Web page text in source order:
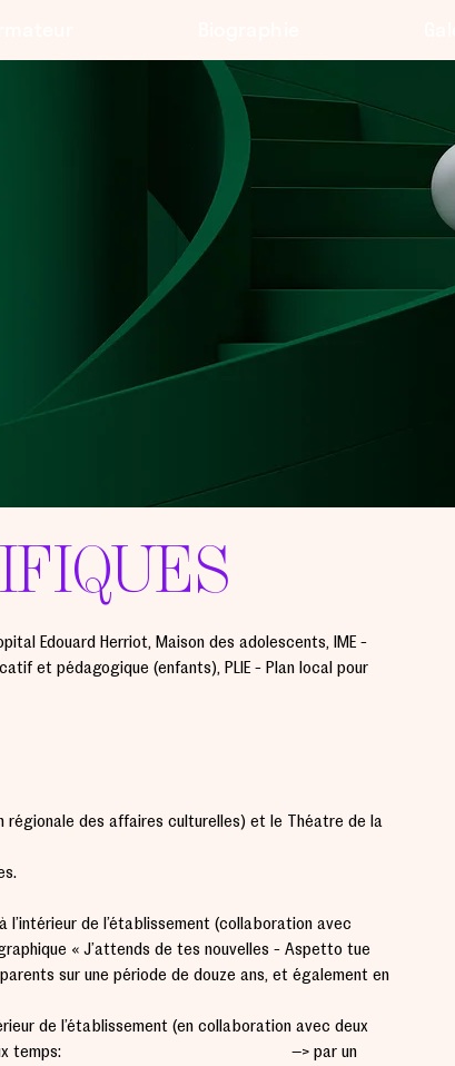
Edouard Herriot, Maison des adolescents, IME -
et pédagogique (enfants), PLIE - Plan local pour
régionale des affaires culturelles) et le Théâtre de la
de l’établissement (collaboration avec
« J’attends de tes nouvelles - Aspetto tue
sur une période de douze ans, et également en
de l’établissement (en collaboration avec deux
en deux temps: —> par un